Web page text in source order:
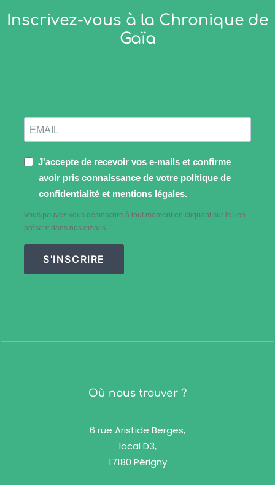
Inscrivez-vous à la Chronique de
Gaïa
J'accepte de recevoir vos e-mails et confirme
avoir pris connaissance de votre politique de
confidentialité et mentions légales.
Vous pouvez vous désinscrire à tout moment en cliquant sur le lien
présent dans nos emails.
S'INSCRIRE
Où nous trouver ?
6 rue Aristide Berges,
local D3,
17180 Périgny